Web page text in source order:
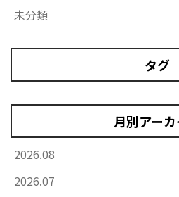
未分類
タグ
月別アー
2026.08
2026.07